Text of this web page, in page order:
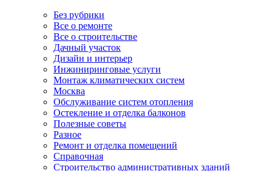
Без рубрики
Все о ремонте
Все о строительстве
Дачный участок
Дизайн и интерьер
Инжиниринговые услуги
Монтаж климатических систем
Москва
Обслуживание систем отопления
Остекление и отделка балконов
Полезные советы
Разное
Ремонт и отделка помещений
Справочная
Строительство административных зданий